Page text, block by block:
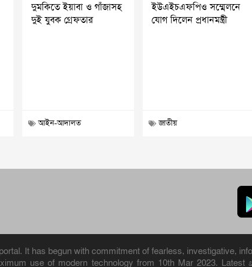
দুমকিতে ইয়াবা ও গাঁজাসহ
দুই যুবক গ্রেফতার
আইন-আদালত
ইউএইচএফপিও সম্মেলনে
যোগ দিলেন প্রধানমন্ত্রী
জাতীয়
It has begun with commitment of fearless, investigative,
use of modern technology from 10th Mar 2023. Latest